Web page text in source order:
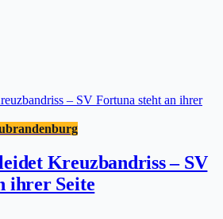
Kreuzbandriss – SV
ihrer Seite